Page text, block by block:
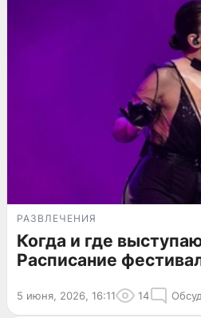
РАЗВЛЕЧЕНИЯ
Когда и где
Расписание
5 июня, 2026, 16:11 14